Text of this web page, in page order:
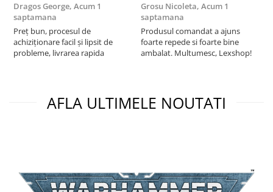
Puzzle 70 piese
Puzzle cu 100 piese
Puzzle cu 200 piese
Puzzle 1000 piese panorama
Puzzle 1000 piese fluorescent
Dragos George, Acum 1
saptamana
Preț bun, procesul de
achiziționare facil și lipsit de
probleme, livrarea rapida
Grosu Nicoleta, Acum 1
saptamana
Produsul comandat a ajuns
foarte repede si foarte bine
ambalat. Multumesc, Lexshop!
AFLA ULTIMELE NOUTATI